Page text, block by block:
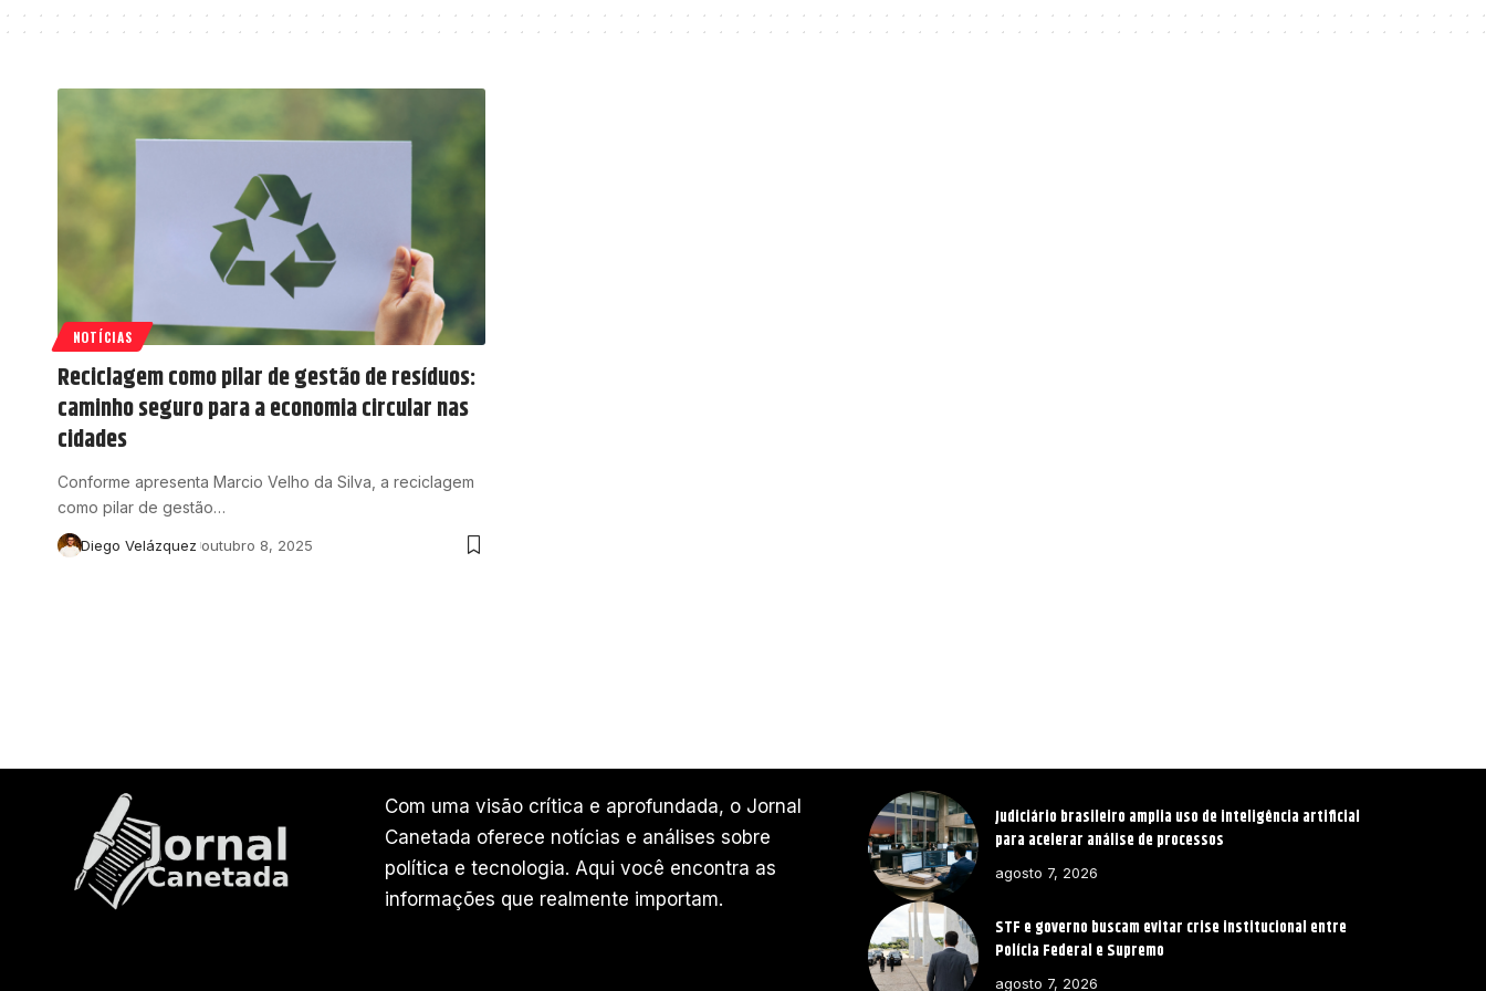
NOTÍCIAS
Reciclagem como pilar de gestão de resíduos:
caminho seguro para a economia circular nas
cidades
Conforme apresenta Marcio Velho da Silva, a reciclagem
como pilar de gestão…
Diego Velázquez outubro 8, 2025
Com uma visão crítica e aprofundada, o Jornal
Canetada oferece notícias e análises sobre
política e tecnologia. Aqui você encontra as
informações que realmente importam.
Judiciário brasileiro amplia uso de inteligência artificial
para acelerar análise de processos
agosto 7, 2026
STF e governo buscam evitar crise institucional entre
Polícia Federal e Supremo
agosto 7, 2026